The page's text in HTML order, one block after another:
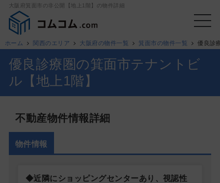
大阪府箕面市の非公開【地上1階】の物件詳細
ホーム 関西のエリア 大阪府の物件一覧 箕面市の物件一覧 優良診
優良診療圏の箕面市テナントビ
ル【地上1階】
不動産物件情報詳細
物件情報
◆近隣にショッピングセンターあり、視認性